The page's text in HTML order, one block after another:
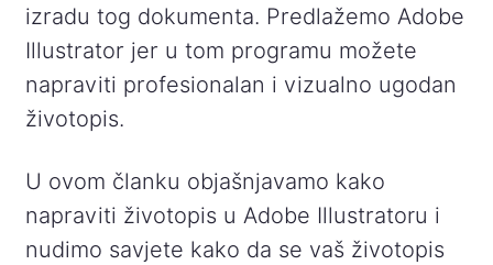
izradu tog dokumenta. Predlažemo Adobe
Illustrator jer u tom programu možete
napraviti profesionalan i vizualno ugodan
životopis.
U ovom članku objašnjavamo kako
napraviti životopis u Adobe Illustratoru i
nudimo savjete kako da se vaš životopis